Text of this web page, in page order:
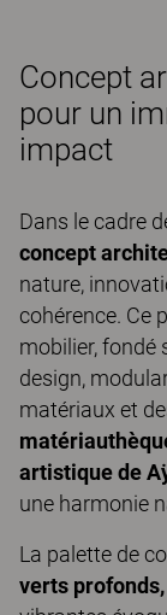
Concept
pour un
impact
Dans le cadre
concept
nature,
cohérence. Ce
mobilier, fondé
design,
matériaux et
artistique de
une harmonie
La palette de
verts